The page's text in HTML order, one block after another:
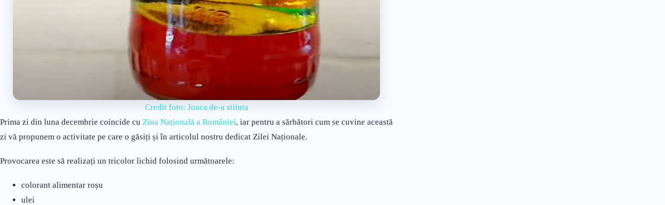
Credit foto: Joaca de-a stiinta
Prima zi din luna decembrie coincide cu Ziua Națională a României, iar pentru a sărbători cum se cuvine această
zi vă propunem o activitate pe care o găsiți și în articolul nostru dedicat Zilei Naționale.
Provocarea este să realizați un tricolor lichid folosind următoarele:
colorant alimentar roșu
ulei